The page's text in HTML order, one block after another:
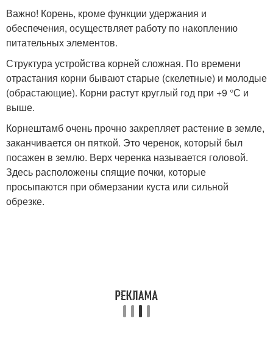
Важно! Корень, кроме функции удержания и
обеспечения, осуществляет работу по накоплению
питательных элементов.
Структура устройства корней сложная. По времени
отрастания корни бывают старые (скелетные) и молодые
(обрастающие). Корни растут круглый год при +9 °С и
выше.
Корнештамб очень прочно закрепляет растение в земле,
заканчивается он пяткой. Это черенок, который был
посажен в землю. Верх черенка называется головой.
Здесь расположены спящие почки, которые
просыпаются при обмерзании куста или сильной
обрезке.